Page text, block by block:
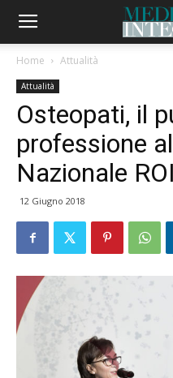
Home Attualità
Attualità
Osteopati, il
professione
Nazionale ROI
12 Giugno 2018